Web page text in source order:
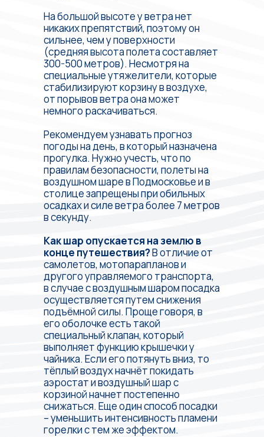
На большой высоте у ветра нет
никаких препятствий, поэтому он
сильнее, чем у поверхности
(средняя высота полета составляет
300-500 метров). Несмотря на
специальные утяжелители, которые
стабилизируют корзину в воздухе,
от порывов ветра она может
немного раскачиваться.
Рекомендуем узнавать прогноз
погоды на день, в который назначена
прогулка. Нужно учесть, что по
правилам безопасности, полеты на
воздушном шаре в Подмосковье и в
столице запрещены при обильных
осадках и силе ветра более 7 метров
в секунду.
Как шар опускается на землю в
конце путешествия?В отличие от
самолетов, мотопарапланов и
другого управляемого транспорта,
в случае с воздушным шаром посадка
осуществляется путем снижения
подъёмной силы. Проще говоря, в
его оболочке есть такой
специальный клапан, который
выполняет функцию крышечки у
чайника. Если его потянуть вниз, то
тёплый воздух начнёт покидать
аэростат и воздушный шар с
корзиной начнет постепенно
снижаться. Еще один способ посадки
– уменьшить интенсивность пламени
горелки с тем же эффектом.